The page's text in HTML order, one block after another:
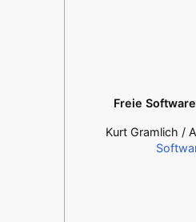
Freie
Kurt Gramlich /